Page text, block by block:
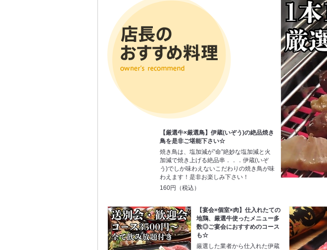
【厳選牛×厳選鳥】伊蔵(いぞう)の絶品焼き
鳥を是非ご堪能下さい☆
焼き鳥は、塩加減が”命”絶妙な塩加減と火
加減で焼き上げる絶品串．．．伊蔵(いぞ
う)でしか味わえないこだわりの焼き鳥が味
わえます！是非お楽しみ下さい！
160円（税込）
【宴会×個室×肉】仕入れたての
地鶏、厳選牛使ったメニュー多
数◎ご宴会におすすめのコース
も☆
厳選した業者から仕入れた伊蔵